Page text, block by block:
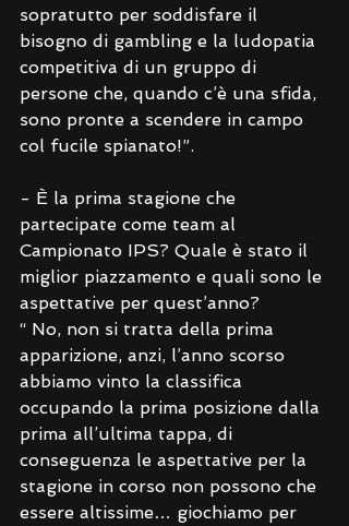
sopratutto per soddisfare il
bisogno di gambling e la ludopatia
competitiva di un gruppo di
persone che, quando c’è una sfida,
sono pronte a scendere in campo
col fucile spianato!”.
- È la prima stagione che
partecipate come team al
Campionato IPS? Quale è stato il
miglior piazzamento e quali sono le
aspettative per quest’anno?
“ No, non si tratta della prima
apparizione, anzi, l’anno scorso
abbiamo vinto la classifica
occupando la prima posizione dalla
prima all’ultima tappa, di
conseguenza le aspettative per la
stagione in corso non possono che
essere altissime… giochiamo per